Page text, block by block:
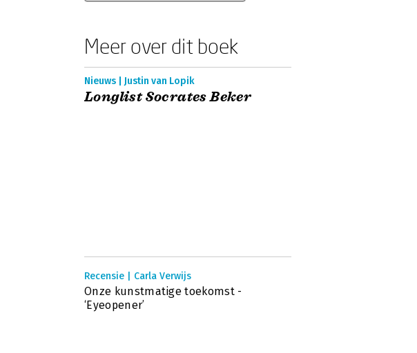
Meer over dit boek
Nieuws | Justin van Lopik
Longlist Socrates Beker
Recensie | Carla Verwijs
Onze kunstmatige toekomst -
‘Eyeopener’